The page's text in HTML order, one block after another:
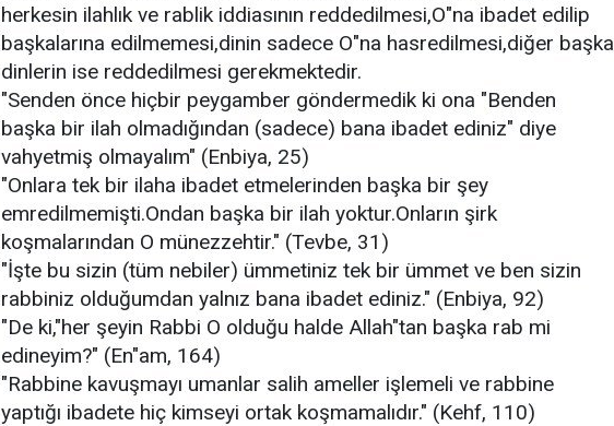
herkesin ilahlık ve rablik iddiasının reddedilmesi,O"na ibadet edilip
başkalarına edilmemesi,dinin sadece O"na hasredilmesi,diğer başka
dinlerin ise reddedilmesi gerekmektedir.
"Senden önce hiçbir peygamber göndermedik ki ona "Benden
başka bir ilah olmadığından (sadece) bana ibadet ediniz" diye
vahyetmiş olmayalım" (Enbiya, 25)
"Onlara tek bir ilaha ibadet etmelerinden başka bir şey
emredilmemişti.Ondan başka bir ilah yoktur.Onların şirk
koşmalarından O münezzehtir." (Tevbe, 31)
"İşte bu sizin (tüm nebiler) ümmetiniz tek bir ümmet ve ben sizin
rabbiniz olduğumdan yalnız bana ibadet ediniz." (Enbiya, 92)
"De ki,"her şeyin Rabbi O olduğu halde Allah"tan başka rab mi
edineyim?" (En"am, 164)
"Rabbine kavuşmayı umanlar salih ameller işlemeli ve rabbine
yaptığı ibadete hiç kimseyi ortak koşmamalıdır." (Kehf, 110)